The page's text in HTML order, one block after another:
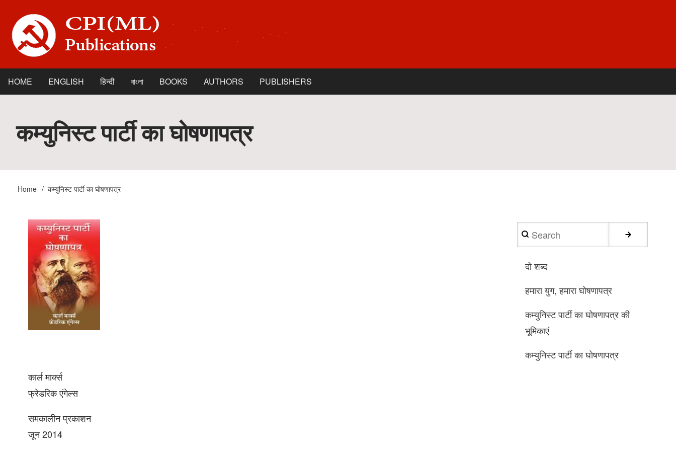
main
content
Main
navigation
HOME ENGLISH हिन्दी বাংলা BOOKS AUTHORS PUBLISHERS
कम्युनिस्ट पार्टी का घोषणापत्र
Breadcrumb
Home कम्युनिस्ट पार्टी का घोषणापत्र
कार्ल मार्क्स
फ्रेडरिक एंगेल्स
समकालीन प्रकाशन
जून 2014
Search
दो शब्द
हमारा युग, हमारा घोषणापत्र
कम्युनिस्ट पार्टी का घोषणापत्र की
भूमिकाएं
कम्युनिस्ट पार्टी का घोषणापत्र